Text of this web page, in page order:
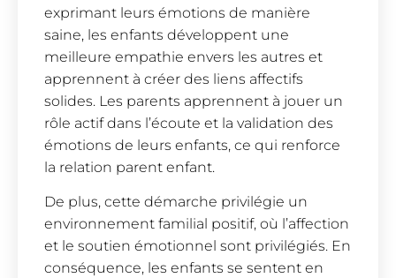
exprimant leurs émotions de manière
saine, les enfants développent une
meilleure empathie envers les autres et
apprennent à créer des liens affectifs
solides. Les parents apprennent à jouer un
rôle actif dans l’écoute et la validation des
émotions de leurs enfants, ce qui renforce
la relation parent enfant.
De plus, cette démarche privilégie un
environnement familial positif, où l’affection
et le soutien émotionnel sont privilégiés. En
conséquence, les enfants se sentent en